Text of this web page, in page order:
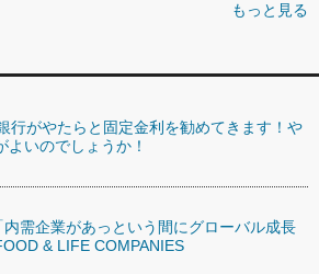
もっと見る
行がやたらと固定金利を勧めてきます！や
よいのでしょうか！
需企業があっという間にグローバル成長
& LIFE COMPANIES